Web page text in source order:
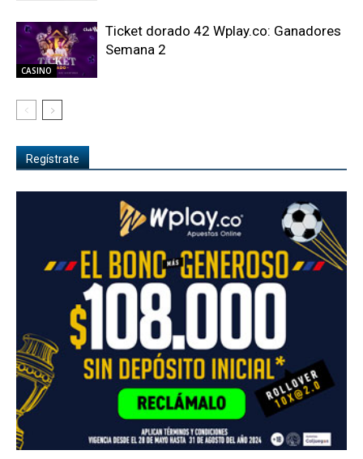
CASINO
Ticket dorado 42 Wplay.co: Ganadores
Semana 2
Regístrate